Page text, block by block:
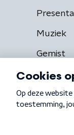
Muziek
Gemist